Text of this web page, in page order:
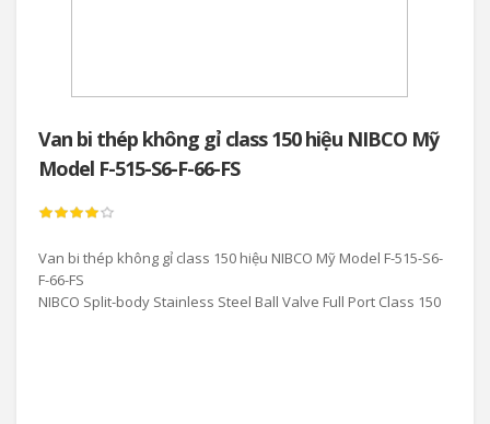
Van bi thép không gỉ class 150 hiệu NIBCO Mỹ
Model F-515-S6-F-66-FS
Van bi thép không gỉ class 150 hiệu NIBCO Mỹ Model F-515-S6-
F-66-FS
NIBCO Split-body Stainless Steel Ball Valve Full Port Class 150